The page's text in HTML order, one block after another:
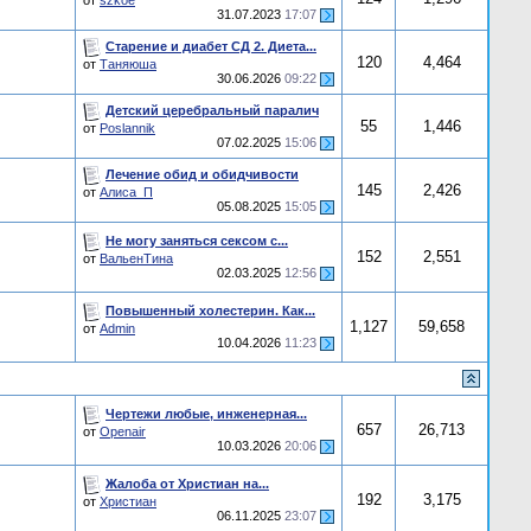
31.07.2023 17:07
Старение и диабет СД 2. Диета...
от Таняюша
30.06.2026 09:22
120 4,464
Детский церебральный паралич
от Poslannik
07.02.2025 15:06
55 1,446
Лечение обид и обидчивости
от Алиса_П
05.08.2025 15:05
145 2,426
Не могу заняться сексом с...
от ВальенТина
02.03.2025 12:56
152 2,551
Повышенный холестерин. Как...
от Admin
10.04.2026 11:23
1,127 59,658
Чертежи любые, инженерная...
от Openair
10.03.2026 20:06
657 26,713
Жалоба от Христиан на...
от Христиан
06.11.2025 23:07
192 3,175